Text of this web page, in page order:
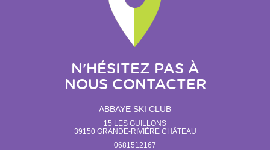
N'HÉSITEZ PAS À
NOUS CONTACTER
ABBAYE SKI CLUB
15 LES GUILLONS
39150 GRANDE-RIVIÈRE CHÂTEAU
0681512167